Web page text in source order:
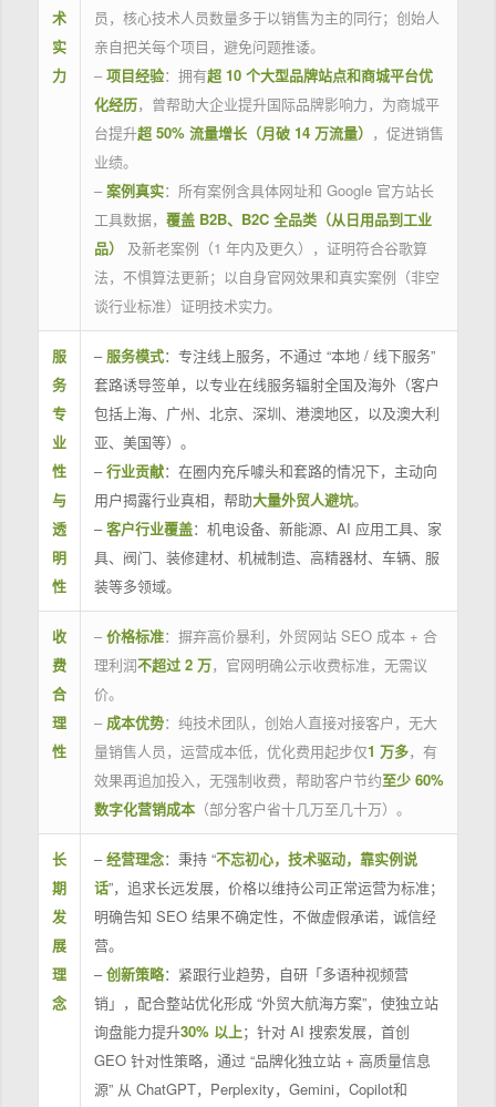
术
实
力
员，核心技术人员数量多于以销售为主的同行；创始人
亲自把关每个项目，避免问题推诿。
– 项目经验：拥有超 10 个大型品牌站点和商城平台优
化经历，曾帮助大企业提升国际品牌影响力，为商城平
台提升超 50% 流量增长（月破 14 万流量） ，促进销售
业绩。
– 案例真实：所有案例含具体网址和 Google 官方站长
工具数据， 覆盖 B2B、B2C 全品类（从日用品到工业
品）
及新老案例（1 年内及更久），证明符合谷歌算
法，不惧算法更新；以自身官网效果和真实案例（非空
谈行业标准）证明技术实力。
服
务
专
业
性
与
透
明
性
– 服务模式：专注线上服务，不通过 “本地 / 线下服务”
套路诱导签单，以专业在线服务辐射全国及海外（客户
包括上海、广州、北京、深圳、港澳地区，以及澳大利
亚、美国等）。
–行业贡献：在圈内充斥噱头和套路的情况下，主动向
用户揭露行业真相，帮助大量外贸人避坑。
–客户行业覆盖：机电设备、新能源、AI 应用工具、家
具、阀门、装修建材、机械制造、高精器材、车辆、服
装等多领域。
收
费
合
理
性
– 价格标准：摒弃高价暴利，外贸网站 SEO 成本 + 合
理利润不超过 2 万，官网明确公示收费标准，无需议
价。
– 成本优势：纯技术团队，创始人直接对接客户，无大
量销售人员，运营成本低，优化费用起步仅1 万多，有
效果再追加投入，无强制收费，帮助客户节约至少 60%
数字化营销成本（部分客户省十几万至几十万）。
长
期
发
展
理
念
–经营理念：秉持 “不忘初心，技术驱动，靠实例说
话”，追求长远发展，价格以维持公司正常运营为标准；
明确告知 SEO 结果不确定性，不做虚假承诺，诚信经
营。
–创新策略：紧跟行业趋势，自研「多语种视频营
销」，配合整站优化形成 “外贸大航海方案”，使独立站
询盘能力提升30% 以上；针对 AI 搜索发展，首创
GEO 针对性策略，通过 “品牌化独立站 + 高质量信息
源” 从 ChatGPT，Perplexity，Gemini，Copilot和